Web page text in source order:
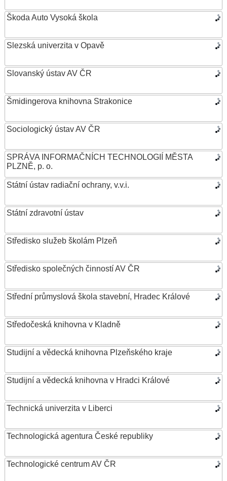
Škoda Auto Vysoká škola
Slezská univerzita v Opavě
Slovanský ústav AV ČR
Šmidingerova knihovna Strakonice
Sociologický ústav AV ČR
SPRÁVA INFORMAČNÍCH TECHNOLOGIÍ MĚSTA
PLZNĚ, p. o.
Státní ústav radiační ochrany, v.v.i.
Státní zdravotní ústav
Středisko služeb školám Plzeň
Středisko společných činností AV ČR
Střední průmyslová škola stavební, Hradec Králové
Středočeská knihovna v Kladně
Studijní a vědecká knihovna Plzeňského kraje
Studijní a vědecká knihovna v Hradci Králové
Technická univerzita v Liberci
Technologická agentura České republiky
Technologické centrum AV ČR